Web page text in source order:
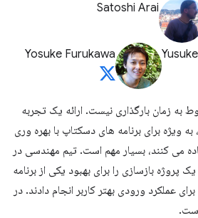
Satoshi Arai
Yosuke Furukawa
به زمان بارگذاری نیست. ارائه یک تجربه
ویژه برای برنامه های دسکتاپ با بهره وری
می کنند، بسیار مهم است. تیم مهندسی در
یک پروژه بازسازی را برای بهبود یکی از برنامه
برای عملکرد ورودی بهتر کاربر انجام دادند. در
است.